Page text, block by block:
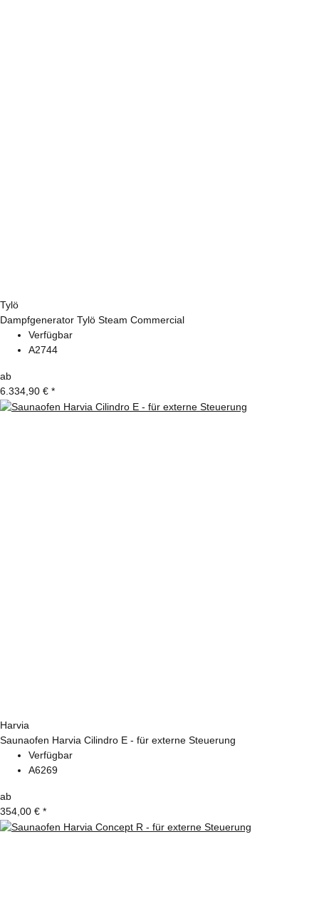
Tylö
Dampfgenerator Tylö Steam Commercial
Verfügbar
A2744
ab
6.334,90 € *
Harvia
Saunaofen Harvia Cilindro E - für externe Steuerung
Verfügbar
A6269
ab
354,00 € *